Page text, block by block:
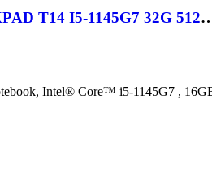
LAPTOP LENOVO THINKPAD T14 I5-1145G7
Intel® Core™ i5-1145G7 ,